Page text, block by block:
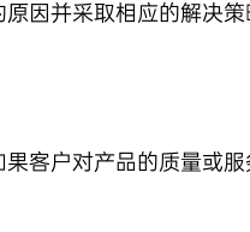
因并采取相应的解决
客户对产品的质量或